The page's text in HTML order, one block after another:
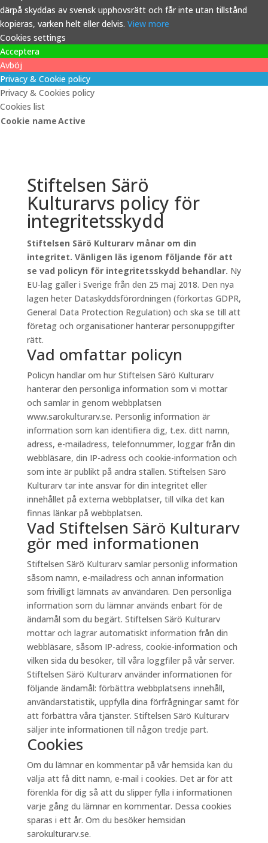
därpå skyddas av svensk upphovsrätt och får inte utan tillstånd
kopieras, varken helt eller delvis. View more
Cookies settings
Acceptera
Avböj
Privacy & Cookie policy
Privacy & Cookies policy
Cookies list
Cookie nameActive
Stiftelsen Särö
Kulturarvs policy för
integritetsskydd
Stiftelsen Särö Kulturarv månar om din
integritet. Vänligen läs igenom följande för att
se vad policyn för integritetsskydd behandlar. Ny
EU-lag gäller i Sverige från den 25 maj 2018. Den nya
lagen heter Dataskyddsförordningen (förkortas GDPR,
General Data Protection Regulation) och ska se till att
företag och organisationer hanterar personuppgifter
rätt.
Vad omfattar policyn
Policyn handlar om hur Stiftelsen Särö Kulturarv
hanterar den personliga information som vi mottar
och samlar in genom webbplatsen
www.sarokulturarv.se. Personlig information är
information som kan identifiera dig, t.ex. ditt namn,
adress, e-mailadress, telefonnummer, loggar från din
webbläsare, din IP-adress och cookie-information och
som inte är publikt på andra ställen. Stiftelsen Särö
Kulturarv tar inte ansvar för din integritet eller
innehållet på externa webbplatser, till vilka det kan
finnas länkar på webbplatsen.
Vad Stiftelsen Särö Kulturarv
gör med informationen
Stiftelsen Särö Kulturarv samlar personlig information
såsom namn, e-mailadress och annan information
som frivilligt lämnats av användaren. Den personliga
information som du lämnar används enbart för de
ändamål som du begärt. Stiftelsen Särö Kulturarv
mottar och lagrar automatiskt information från din
webbläsare, såsom IP-adress, cookie-information och
vilken sida du besöker, till våra loggfiler på vår server.
Stiftelsen Särö Kulturarv använder informationen för
följande ändamål: förbättra webbplatsens innehåll,
användarstatistik, uppfylla dina förfrågningar samt för
att förbättra våra tjänster. Stiftelsen Särö Kulturarv
säljer inte informationen till någon tredje part.
Cookies
Om du lämnar en kommentar på vår hemsida kan du
välja att få ditt namn, e-mail i cookies. Det är för att
förenkla för dig så att du slipper fylla i informationen
varje gång du lämnar en kommentar. Dessa cookies
sparas i ett år. Om du besöker hemsidan
sarokulturarv.se.